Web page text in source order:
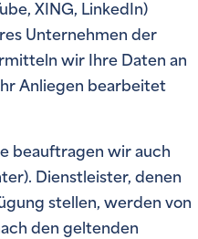
XING, LinkedIn)
Unternehmen der
wir Ihre Daten an
Anliegen bearbeitet
beauftragen wir auch
Dienstleister, denen
stellen, werden von
den geltenden